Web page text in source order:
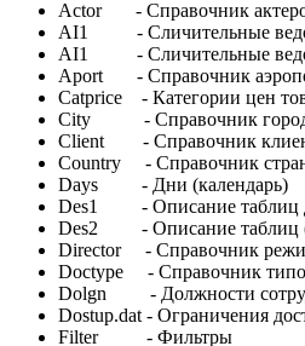
Actor - Справочник
AI1 - Сличительные
AI1 - Сличительные
Aport - Справочник
Catprice - Категории цен
City - Справочник
Client - Справочник
Country - Справочник
Days - Дни (календарь)
Des1 - Описание таблиц
Des2 - Описание таблиц
Director - Справочник
Doctype - Справочник
Dolgn - Должности
Dostup.dat - Ограничения
Filter - Фильтры